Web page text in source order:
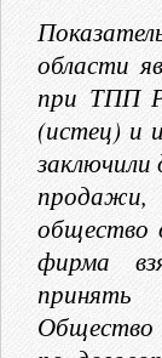
области
при ТПП
(истец) и
общество
фирма
Общество